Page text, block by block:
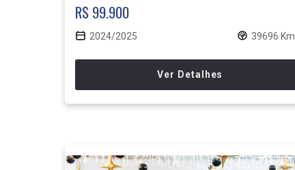
R$ 99.900
2024/2025 39696 Km
Ver Detalhes